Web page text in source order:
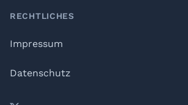
RECHTLICHES
Impressum
Datenschutz